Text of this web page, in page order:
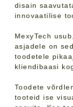
disain
innovaatilise
MexyTech
asjadele on
toodetele
kliendibaasi
Toodete
tooteid ise